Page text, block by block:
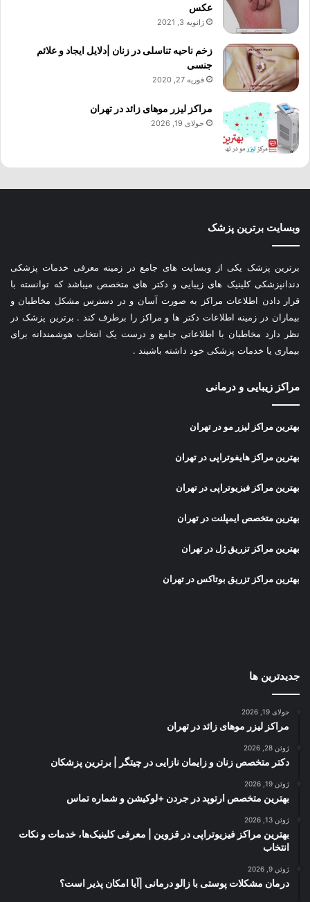
عکس
ژانویه 3, 2021
زخم ناحیه تناسلی در زنان |دلایل ایجاد و علائم
جنسی
فوریه 27, 2020
مراکز لیزر موهای زائد در تهران
جولای 19, 2026
وبسایت برترین پزشک
برترین پزشک یکی از وبسایت های جامع در زمینه معرفی خدمات پزشکی
دندانپزشکی کلینیک های زیبایی و دکتر های متخصص میباشد که توانسته با
قرار دادن اطلاعات مراکز به صورت آسان و در دسترس مشکل مخاطبان و
بیماران در زمینه اطلاعات دکتر ها و مراکز را برطرف کند . برترین پزشک در
نظر دارد مخاطبان با اطلاعاتی جامع و درست یک انتخاب هوشمندانه برای
بیماری یا خدمات پزشکی خود داشته باشیند .
مراکز زیبایی و درمانی
بهترین مراکز لیزر مو در تهران
بهترین مراکز هایفوتراپی در تهران
بهترین مراکز فیزیوتراپی در تهران
بهترین متخصص ایمپلنت در تهران
بهترین مراکز تزریق ژل در تهران
بهترین مراکز تزریق بوتاکس در تهران
جدیدترین ها
جولای 19, 2026
مراکز لیزر موهای زائد در تهران
ژوئن 28, 2026
دکتر متخصص زنان و زایمان نازایی در چیتگر | برترین پزشکان
ژوئن 19, 2026
بهترین متخصص ارتوپد در جردن +لوکیشن و شماره تماس
ژوئن 13, 2026
بهترین مراکز فیزیوتراپی در قزوین | معرفی کلینیک‌ها، خدمات و نکات
انتخاب
ژوئن 9, 2026
درمان مشکلات پوستی با زالو درمانی |آیا امکان پذیر است؟